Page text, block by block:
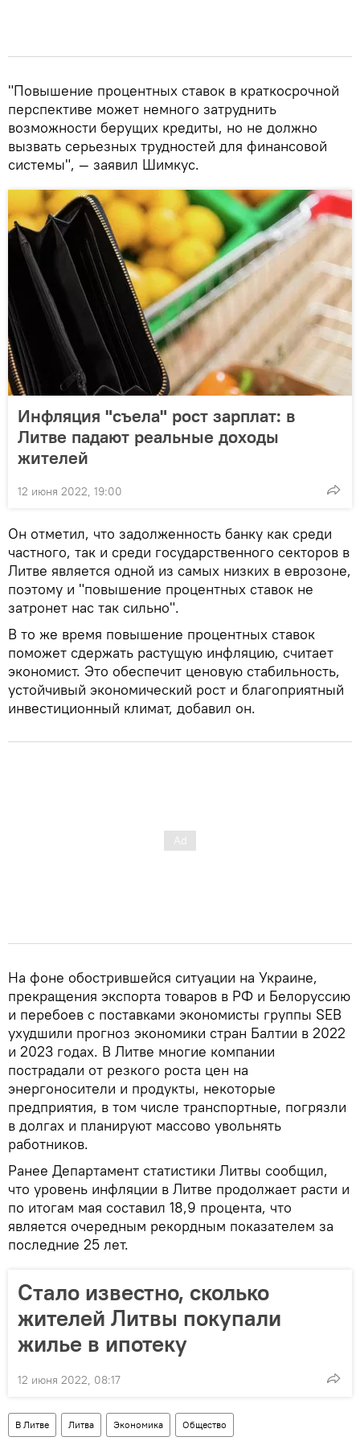
"Повышение процентных ставок в краткосрочной
перспективе может немного затруднить
возможности берущих кредиты, но не должно
вызвать серьезных трудностей для финансовой
системы", — заявил Шимкус.
Инфляция "съела" рост зарплат: в
Литве падают реальные доходы
жителей
12 июня 2022, 19:00
Он отметил, что задолженность банку как среди
частного, так и среди государственного секторов в
Литве является одной из самых низких в еврозоне,
поэтому и "повышение процентных ставок не
затронет нас так сильно".
В то же время повышение процентных ставок
поможет сдержать растущую инфляцию, считает
экономист. Это обеспечит ценовую стабильность,
устойчивый экономический рост и благоприятный
инвестиционный климат, добавил он.
На фоне обострившейся ситуации на Украине,
прекращения экспорта товаров в РФ и Белоруссию
и перебоев с поставками экономисты группы SEB
ухудшили прогноз экономики стран Балтии в 2022
и 2023 годах. В Литве многие компании
пострадали от резкого роста цен на
энергоносители и продукты, некоторые
предприятия, в том числе транспортные, погрязли
в долгах и планируют массово увольнять
работников.
Ранее Департамент статистики Литвы сообщил,
что уровень инфляции в Литве продолжает расти и
по итогам мая составил 18,9 процента, что
является очередным рекордным показателем за
последние 25 лет.
Стало известно, сколько
жителей Литвы покупали
жилье в ипотеку
12 июня 2022, 08:17
В Литве Литва Экономика Общество